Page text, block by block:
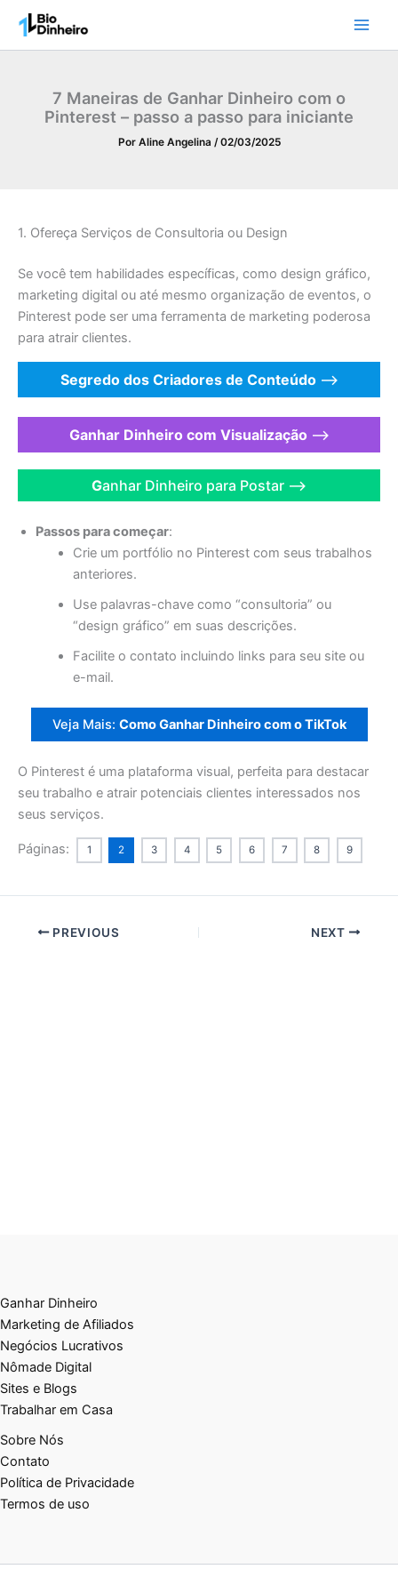
para
o
7 Maneiras de Ganhar Dinheiro com o
Pinterest – passo a passo para iniciante
Por Aline Angelina /02/03/2025
1. Ofereça Serviços de Consultoria ou Design
Se você tem habilidades específicas, como design gráfico,
marketing digital ou até mesmo organização de eventos, o
Pinterest pode ser uma ferramenta de marketing poderosa
para atrair clientes.
Segredo dos Criadores de Conteúdo—>
Ganhar Dinheiro com Visualização —>
Ganhar Dinheiro para Postar —>
Passos para começar:
Crie um portfólio no Pinterest com seus trabalhos
anteriores.
Use palavras-chave como “consultoria” ou
“design gráfico” em suas descrições.
Facilite o contato incluindo links para seu site ou
e-mail.
Veja Mais: Como Ganhar Dinheiro com o TikTok
O Pinterest é uma plataforma visual, perfeita para destacar
seu trabalho e atrair potenciais clientes interessados nos
seus serviços.
Páginas: 1 2 3 4 5 6 7 8 9
PREVIOUS NEXT
Ganhar Dinheiro
Marketing de Afiliados
Negócios Lucrativos
Nômade Digital
Sites e Blogs
Trabalhar em Casa
Sobre Nós
Contato
Política de Privacidade
Termos de uso